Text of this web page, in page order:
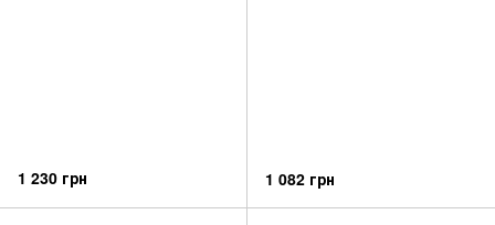
1 230 грн 1 082 грн